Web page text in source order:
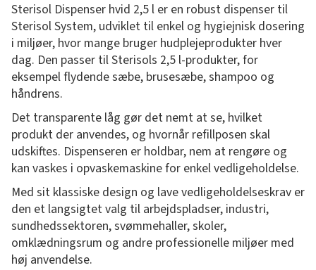
Sterisol Dispenser hvid 2,5 l er en robust dispenser til
Sterisol System, udviklet til enkel og hygiejnisk dosering
i miljøer, hvor mange bruger hudplejeprodukter hver
dag. Den passer til Sterisols 2,5 l-produkter, for
eksempel flydende sæbe, brusesæbe, shampoo og
håndrens.
Det transparente låg gør det nemt at se, hvilket
produkt der anvendes, og hvornår refillposen skal
udskiftes. Dispenseren er holdbar, nem at rengøre og
kan vaskes i opvaskemaskine for enkel vedligeholdelse.
Med sit klassiske design og lave vedligeholdelseskrav er
den et langsigtet valg til arbejdspladser, industri,
sundhedssektoren, svømmehaller, skoler,
omklædningsrum og andre professionelle miljøer med
høj anvendelse.